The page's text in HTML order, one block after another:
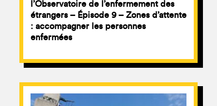
l’Observatoire de l’enfermement des
étrangers – Épisode 9 – Zones d’attente
: accompagner les personnes
enfermées